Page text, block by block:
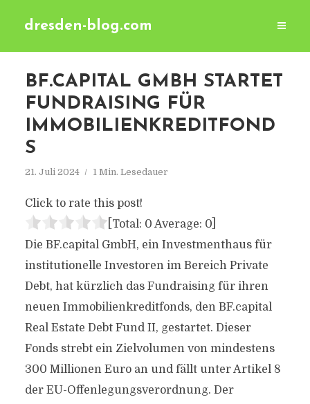
dresden-blog.com
BF.CAPITAL GMBH STARTET
FUNDRAISING FÜR
IMMOBILIENKREDITFOND
S
21. Juli 2024 1 Min. Lesedauer
Click to rate this post!
[Total: 0 Average: 0]
Die BF.capital GmbH, ein Investmenthaus für
institutionelle Investoren im Bereich Private
Debt, hat kürzlich das Fundraising für ihren
neuen Immobilienkreditfonds, den BF.capital
Real Estate Debt Fund II, gestartet. Dieser
Fonds strebt ein Zielvolumen von mindestens
300 Millionen Euro an und fällt unter Artikel 8
der EU-Offenlegungsverordnung. Der